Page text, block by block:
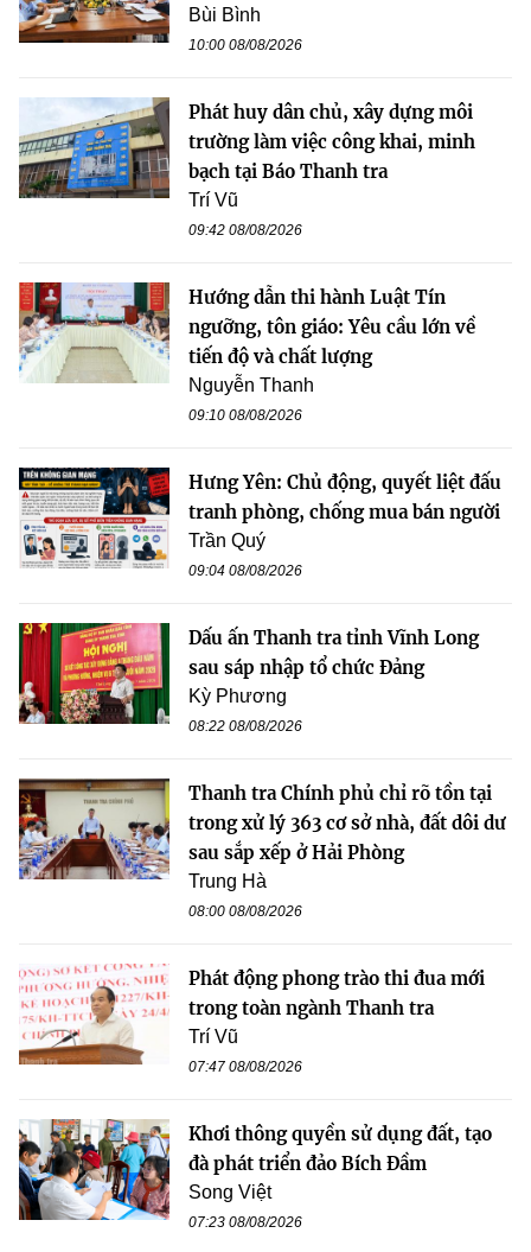
Bùi Bình
10:00 08/08/2026
Phát huy dân chủ, xây dựng môi
trường làm việc công khai, minh
bạch tại Báo Thanh tra
Trí Vũ
09:42 08/08/2026
Hướng dẫn thi hành Luật Tín
ngưỡng, tôn giáo: Yêu cầu lớn về
tiến độ và chất lượng
Nguyễn Thanh
09:10 08/08/2026
Hưng Yên: Chủ động, quyết liệt đấu
tranh phòng, chống mua bán người
Trần Quý
09:04 08/08/2026
Dấu ấn Thanh tra tỉnh Vĩnh Long
sau sáp nhập tổ chức Đảng
Kỳ Phương
08:22 08/08/2026
Thanh tra Chính phủ chỉ rõ tồn tại
trong xử lý 363 cơ sở nhà, đất dôi dư
sau sắp xếp ở Hải Phòng
Trung Hà
08:00 08/08/2026
Phát động phong trào thi đua mới
trong toàn ngành Thanh tra
Trí Vũ
07:47 08/08/2026
Khơi thông quyền sử dụng đất, tạo
đà phát triển đảo Bích Đầm
Song Việt
07:23 08/08/2026